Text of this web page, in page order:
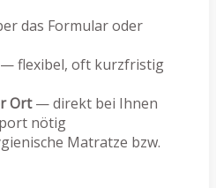
das Formular oder
— flexibel, oft kurzfristig
Ort— direkt bei Ihnen
nötig
Matratze bzw.